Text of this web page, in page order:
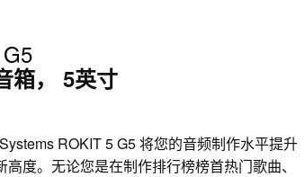
箱， 5英寸
ROKIT 5 G5 将您的音频制作水平提升
高度。无论您是在制作排行榜榜首热门歌曲、